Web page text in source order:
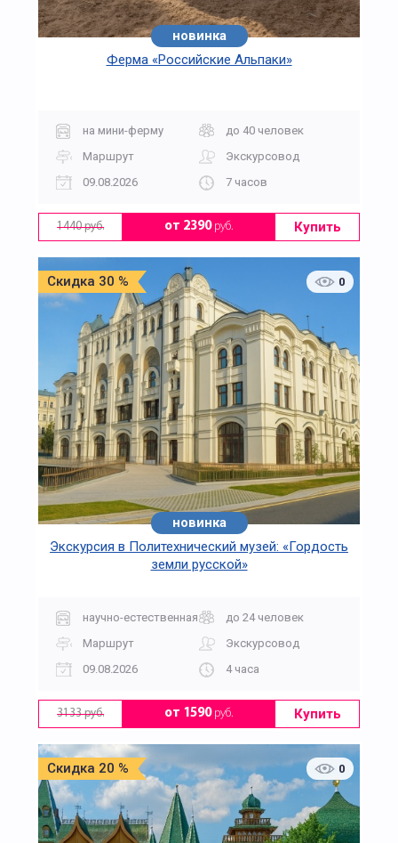
новинка
Ферма «Российские Альпаки»
на мини-ферму
до 40 человек
Маршрут
Экскурсовод
09.08.2026
7 часов
1440 руб. от 2390руб. Купить
Скидка 30 % 0
новинка
Экскурсия в Политехнический музей: «Гордость
земли русской»
научно-естественная
до 24 человек
Маршрут
Экскурсовод
09.08.2026
4 часа
3133 руб. от 1590руб. Купить
Скидка 20 % 0